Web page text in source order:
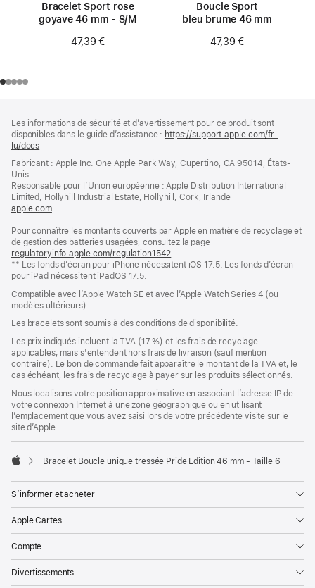
Bracelet Sport rose
goyave 46 mm - S/M
47,39 €
Boucle Sport
bleu brume 46 mm
47,39 €
de
page
de
bas
de
page
Les informations de sécurité et d’avertissement pour ce produit sont
disponibles dans le guide d’assistance : https://support.apple.com/fr-
lu/docs
une
fenêtre)
Fabricant : Apple Inc. One Apple Park Way, Cupertino, CA 95014, États-
Unis.
Responsable pour l’Union européenne : Apple Distribution International
Limited, Hollyhill Industrial Estate, Hollyhill, Cork, Irlande
apple.com(s’ouvre
une
nouvelle
fenêtre)
Pour connaître les montants couverts par Apple en matière de recyclage et
de gestion des batteries usagées, consultez la page
regulatoryinfo.apple.com/regulation1542
dans
fenêtre)
** Les fonds d’écran pour iPhone nécessitent iOS 17.5. Les fonds d’écran
pour iPad nécessitent iPadOS 17.5.
Compatible avec l’Apple Watch SE et avec l’Apple Watch Series 4 (ou
modèles ultérieurs).
Les bracelets sont soumis à des conditions de disponibilité.
Les prix indiqués incluent la TVA (17 %) et les frais de recyclage
applicables, mais s'entendent hors frais de livraison (sauf mention
contraire). Le bon de commande fait apparaître le montant de la TVA et, le
cas échéant, les frais de recyclage à payer sur les produits sélectionnés.
Nous localisons votre position approximative en associant l’adresse IP de
votre connexion Internet à une zone géographique ou en utilisant
l’emplacement que vous avez saisi lors de votre précédente visite sur le
site d’Apple.
Bracelet Boucle unique tressée Pride Edition 46 mm - Taille 6
S’informer et acheter
Apple Cartes
Compte
Divertissements